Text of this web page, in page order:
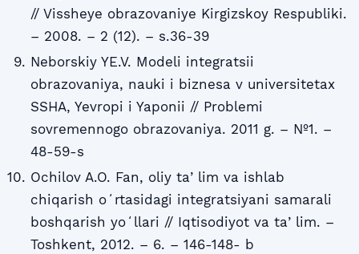
// Vissheye obrazovaniye Kirgizskoy Respubliki.
– 2008. – 2 (12). – s.36-39
Neborskiy YE.V. Modeli integratsii
obrazovaniya, nauki i biznesa v universitetax
SSHA, Yevropi i Yaponii // Problemi
sovremennogo obrazovaniya. 2011 g. – №1. –
48-59-s
Ochilov A.O. Fan, oliy taʼlim va ishlab
chiqarish oʻrtasidagi integratsiyani samarali
boshqarish yoʻllari // Iqtisodiyot va taʼlim. –
Toshkent, 2012. – 6. – 146-148- b